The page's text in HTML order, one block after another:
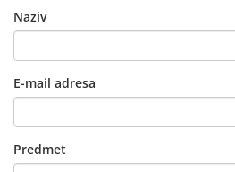
Naziv
E-mail adresa
Predmet